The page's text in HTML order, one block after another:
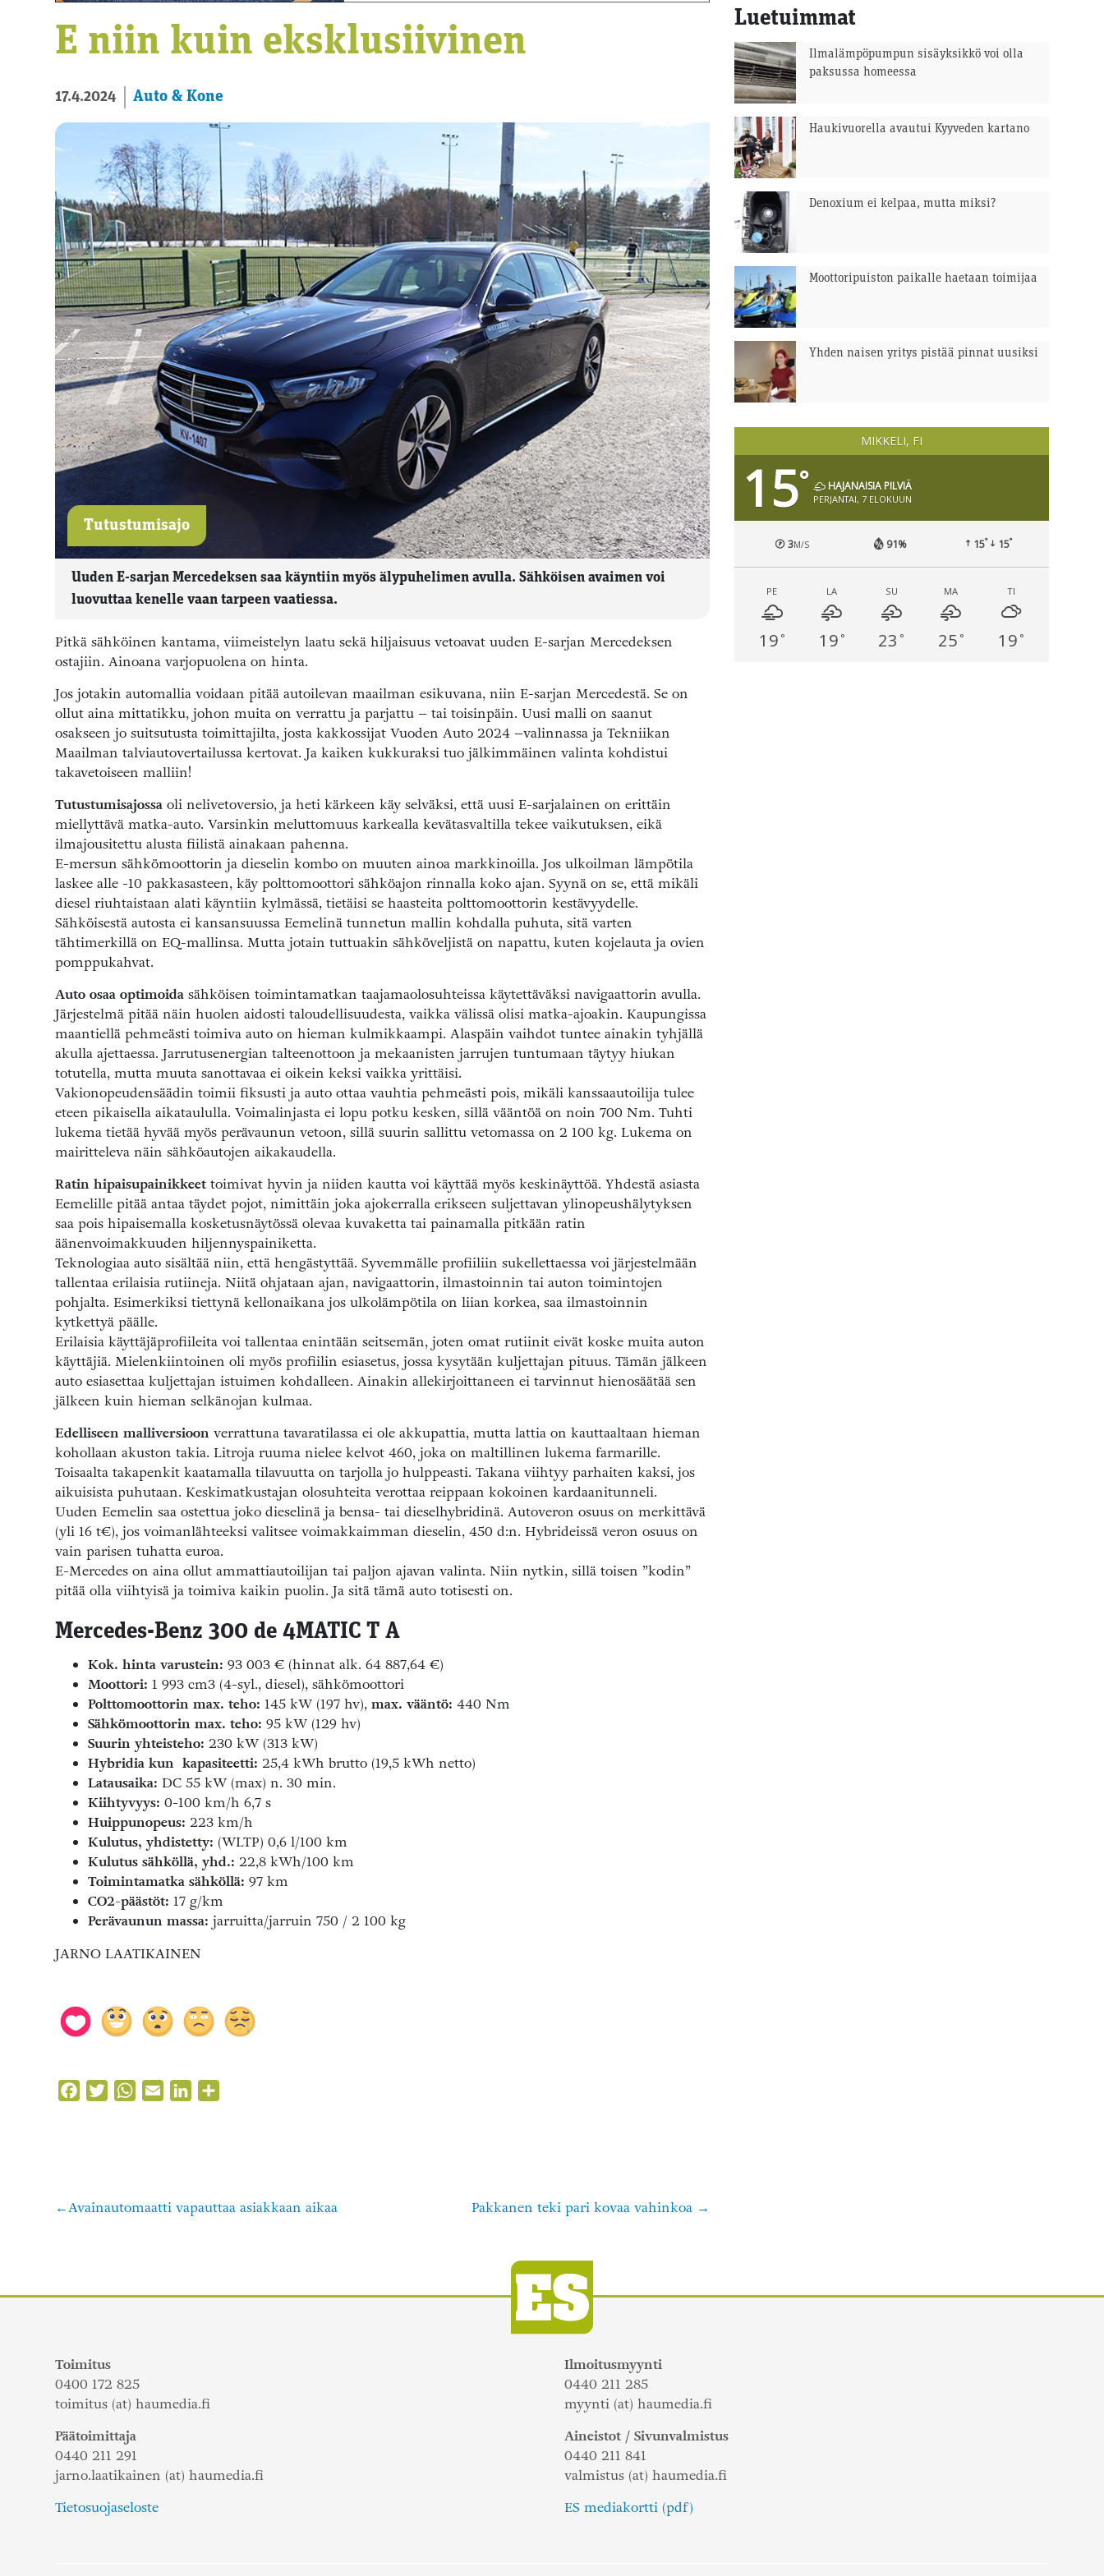
E niin kuin eksklusiivinen
17.4.2024 Auto & Kone
Tutustumisajo
Uuden E-sarjan Mercedeksen saa käyntiin myös älypuhelimen avulla. Sähköisen avaimen voi
luovuttaa kenelle vaan tarpeen vaatiessa.
Pitkä sähköinen kantama, viimeistelyn laatu sekä hiljaisuus vetoavat uuden E-sarjan Mercedeksen
ostajiin. Ainoana varjopuolena on hinta.
Jos jotakin automallia voidaan pitää autoilevan maailman esikuvana, niin E-sarjan Mercedestä. Se on
ollut aina mittatikku, johon muita on verrattu ja parjattu – tai toisinpäin. Uusi malli on saanut
osakseen jo suitsutusta toimittajilta, josta kakkossijat Vuoden Auto 2024 –valinnassa ja Tekniikan
Maailman talviautovertailussa kertovat. Ja kaiken kukkuraksi tuo jälkimmäinen valinta kohdistui
takavetoiseen malliin!
Tutustumisajossa oli nelivetoversio, ja heti kärkeen käy selväksi, että uusi E-sarjalainen on erittäin
miellyttävä matka-auto. Varsinkin meluttomuus karkealla kevätasvaltilla tekee vaikutuksen, eikä
ilmajousitettu alusta fiilistä ainakaan pahenna.
E-mersun sähkömoottorin ja dieselin kombo on muuten ainoa markkinoilla. Jos ulkoilman lämpötila
laskee alle -10 pakkasasteen, käy polttomoottori sähköajon rinnalla koko ajan. Syynä on se, että mikäli
diesel riuhtaistaan alati käyntiin kylmässä, tietäisi se haasteita polttomoottorin kestävyydelle.
Sähköisestä autosta ei kansansuussa Eemelinä tunnetun mallin kohdalla puhuta, sitä varten
tähtimerkillä on EQ-mallinsa. Mutta jotain tuttuakin sähköveljistä on napattu, kuten kojelauta ja ovien
pomppukahvat.
Auto osaa optimoida sähköisen toimintamatkan taajamaolosuhteissa käytettäväksi navigaattorin avulla.
Järjestelmä pitää näin huolen aidosti taloudellisuudesta, vaikka välissä olisi matka-ajoakin. Kaupungissa
maantiellä pehmeästi toimiva auto on hieman kulmikkaampi. Alaspäin vaihdot tuntee ainakin tyhjällä
akulla ajettaessa. Jarrutusenergian talteenottoon ja mekaanisten jarrujen tuntumaan täytyy hiukan
totutella, mutta muuta sanottavaa ei oikein keksi vaikka yrittäisi.
Vakionopeudensäädin toimii fiksusti ja auto ottaa vauhtia pehmeästi pois, mikäli kanssaautoilija tulee
eteen pikaisella aikataululla. Voimalinjasta ei lopu potku kesken, sillä vääntöä on noin 700 Nm. Tuhti
lukema tietää hyvää myös perävaunun vetoon, sillä suurin sallittu vetomassa on 2 100 kg. Lukema on
mairitteleva näin sähköautojen aikakaudella.
Ratin hipaisupainikkeettoimivat hyvin ja niiden kautta voi käyttää myös keskinäyttöä. Yhdestä asiasta
Eemelille pitää antaa täydet pojot, nimittäin joka ajokerralla erikseen suljettavan ylinopeushälytyksen
saa pois hipaisemalla kosketusnäytössä olevaa kuvaketta tai painamalla pitkään ratin
äänenvoimakkuuden hiljennyspainiketta.
Teknologiaa auto sisältää niin, että hengästyttää. Syvemmälle profiiliin sukellettaessa voi järjestelmään
tallentaa erilaisia rutiineja. Niitä ohjataan ajan, navigaattorin, ilmastoinnin tai auton toimintojen
pohjalta. Esimerkiksi tiettynä kellonaikana jos ulkolämpötila on liian korkea, saa ilmastoinnin
kytkettyä päälle.
Erilaisia käyttäjäprofiileita voi tallentaa enintään seitsemän, joten omat rutiinit eivät koske muita auton
käyttäjiä. Mielenkiintoinen oli myös profiilin esiasetus, jossa kysytään kuljettajan pituus. Tämän jälkeen
auto esiasettaa kuljettajan istuimen kohdalleen. Ainakin allekirjoittaneen ei tarvinnut hienosäätää sen
jälkeen kuin hieman selkänojan kulmaa.
Edelliseen malliversioon verrattuna tavaratilassa ei ole akkupattia, mutta lattia on kauttaaltaan hieman
kohollaan akuston takia. Litroja ruuma nielee kelvot 460, joka on maltillinen lukema farmarille.
Toisaalta takapenkit kaatamalla tilavuutta on tarjolla jo hulppeasti. Takana viihtyy parhaiten kaksi, jos
aikuisista puhutaan. Keskimatkustajan olosuhteita verottaa reippaan kokoinen kardaanitunneli.
Uuden Eemelin saa ostettua joko dieselinä ja bensa- tai dieselhybridinä. Autoveron osuus on merkittävä
(yli 16 t€), jos voimanlähteeksi valitsee voimakkaimman dieselin, 450 d:n. Hybrideissä veron osuus on
vain parisen tuhatta euroa.
E-Mercedes on aina ollut ammattiautoilijan tai paljon ajavan valinta. Niin nytkin, sillä toisen ”kodin”
pitää olla viihtyisä ja toimiva kaikin puolin. Ja sitä tämä auto totisesti on.
Mercedes-Benz 300 de 4MATIC T A
Kok. hinta varustein: 93 003 € (hinnat alk. 64 887,64 €)
Moottori: 1 993 cm3 (4-syl., diesel), sähkömoottori
Polttomoottorin max. teho: 145 kW (197 hv), max. vääntö: 440 Nm
Sähkömoottorin max. teho: 95 kW (129 hv)
Suurin yhteisteho: 230 kW (313 kW)
Hybridia kun kapasiteetti: 25,4 kWh brutto (19,5 kWh netto)
Latausaika: DC 55 kW (max) n. 30 min.
Kiihtyvyys: 0-100 km/h 6,7 s
Huippunopeus: 223 km/h
Kulutus, yhdistetty: (WLTP) 0,6 l/100 km
Kulutus sähköllä, yhd.: 22,8 kWh/100 km
Toimintamatka sähköllä: 97 km
CO2-päästöt: 17 g/km
Perävaunun massa: jarruitta/jarruin 750 / 2 100 kg
JARNO LAATIKAINEN
FacebookTwitterWhatsApp
Email LinkedIn
Artikkelien
Avainautomaatti vapauttaa asiakkaan aikaa Pakkanen teki pari kovaa vahinkoa
Luetuimmat
Ilmalämpöpumpun sisäyksikkö voi olla
paksussa homeessa
Haukivuorella avautui Kyyveden kartano
Denoxium ei kelpaa, mutta miksi?
Moottoripuiston paikalle haetaan toimijaa
Yhden naisen yritys pistää pinnat uusiksi
MIKKELI, FI
15° HAJANAISIA PILVIÄ
PERJANTAI, 7 ELOKUUN
3M/S 91% 15° 15°
PE
19 °
LA
19 °
SU
23 °
MA
25 °
TI
19 °
Toimitus
0400 172 825
toimitus (at) haumedia.fi
Päätoimittaja
0440 211 291
jarno.laatikainen (at) haumedia.fi
Tietosuojaseloste
Ilmoitusmyynti
0440 211 285
myynti (at) haumedia.fi
Aineistot / Sivunvalmistus
0440 211 841
valmistus (at) haumedia.fi
ES mediakortti (pdf)